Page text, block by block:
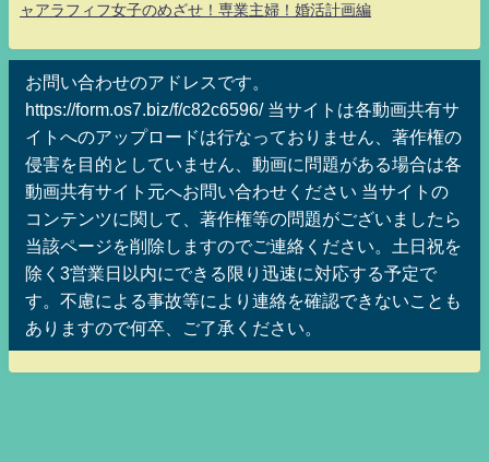
ャアラフィフ女子のめざせ！専業主婦！婚活計画編
お問い合わせのアドレスです。
https://form.os7.biz/f/c82c6596/ 当サイトは各動画共有サ
イトへのアップロードは行なっておりません、著作権の
侵害を目的としていません、動画に問題がある場合は各
動画共有サイト元へお問い合わせください 当サイトの
コンテンツに関して、著作権等の問題がございましたら
当該ページを削除しますのでご連絡ください。土日祝を
除く3営業日以内にできる限り迅速に対応する予定で
す。不慮による事故等により連絡を確認できないことも
ありますので何卒、ご了承ください。